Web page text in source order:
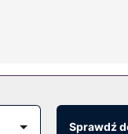
Sprawdź